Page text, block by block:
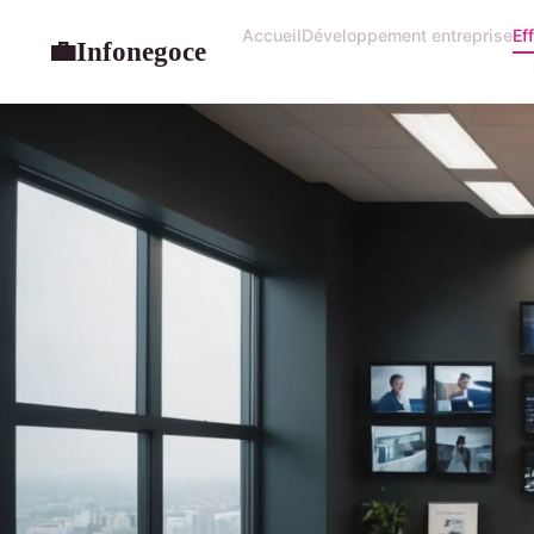
💼Infonegoce AccueilDéveloppement entreprise